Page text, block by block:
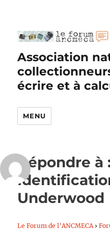
Association
écrire et à
MENU
Répondre à
Underwood
Le Forum de l’ANCMECA ›